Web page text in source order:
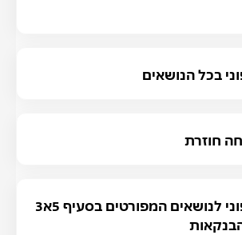
בכל הנושאים
חוזרת
מענה טלפוני לנושאים המפורטים בסעיף 5א3